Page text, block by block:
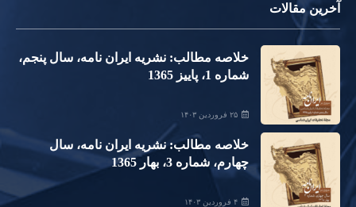
آخرین مقالات
خلاصه مطالب: نشریه ایران نامه، سال پنجم،
شماره 1، پاییز 1365
۲۵ فروردین ۱۴۰۳
خلاصه مطالب: نشریه ایران نامه، سال
چهارم، شماره 3، بهار 1365
۴ فروردین ۱۴۰۳